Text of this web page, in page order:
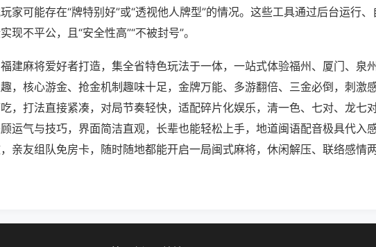
家可能存在“牌特别好”或“透视他人牌型”的情况。这些工具通过后台运行、
现不平公，且“安全性高”“不被封号”。
建麻将爱好者打造，集全省特色玩法于一体，一站式体验福州、厦门、泉州
，核心游金、抢金机制趣味十足，金牌万能、多游翻倍、三金必倒，刺激
，打法直接紧凑，对局节奏轻快，适配碎片化娱乐，清一色、七对、龙七
运气与技巧，界面简洁直观，长辈也能轻松上手，地道闽语配音极具代入感
亲友组队免房卡，随时随地都能开启一局闽式麻将，休闲解压、联络感情